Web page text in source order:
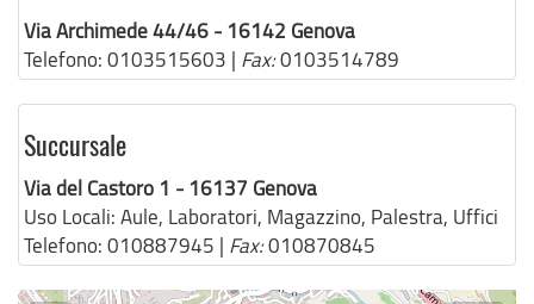
Via Archimede 44/46 - 16142 Genova
Telefono: 0103515603 | Fax:0103514789
Succursale
Via del Castoro 1 - 16137 Genova
Uso Locali: Aule, Laboratori, Magazzino, Palestra, Uffici
Telefono: 010887945 | Fax:010870845